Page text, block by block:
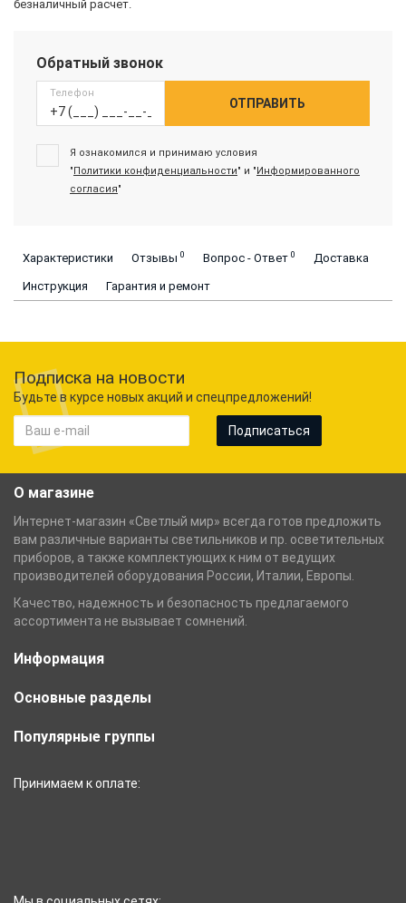
безналичный расчет.
Обратный звонок
Телефон
ОТПРАВИТЬ
Я ознакомился и принимаю условия
"Политики конфиденциальности" и "Информированного
согласия"
Характеристики Отзывы 0 Вопрос - Ответ 0 Доставка
Инструкция Гарантия и ремонт
Подписка на новости
Будьте в курсе новых акций и спецпредложений!
Подписаться
О магазине
Интернет-магазин «Светлый мир» всегда готов предложить
вам различные варианты светильников и пр. осветительных
приборов, а также комплектующих к ним от ведущих
производителей оборудования России, Италии, Европы.
Качество, надежность и безопасность предлагаемого
ассортимента не вызывает сомнений.
Информация
Основные разделы
Популярные группы
Принимаем к оплате: